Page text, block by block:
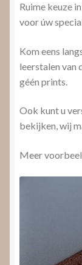
Ruime keuze
voor úw
Kom eens
leerstalen van
géén prints.
Ook kunt u
bekijken, wij
Meer